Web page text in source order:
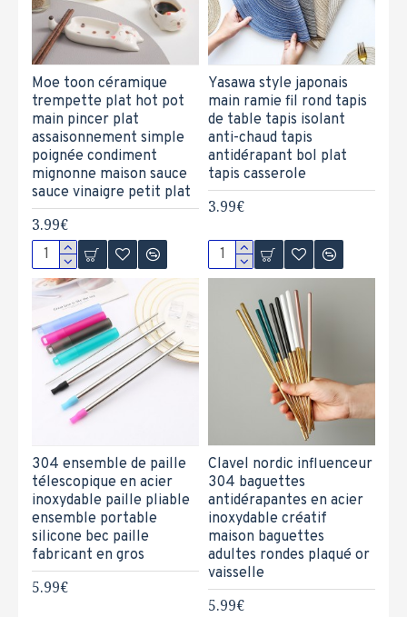
Moe toon céramique
trempette plat hot pot
main pincer plat
assaisonnement simple
poignée condiment
mignonne maison sauce
sauce vinaigre petit plat
3.99€
Yasawa style japonais
main ramie fil rond tapis
de table tapis isolant
anti-chaud tapis
antidérapant bol plat
tapis casserole
3.99€
304 ensemble de paille
télescopique en acier
inoxydable paille pliable
ensemble portable
silicone bec paille
fabricant en gros
5.99€
Clavel nordic influenceur
304 baguettes
antidérapantes en acier
inoxydable créatif
maison baguettes
adultes rondes plaqué or
vaisselle
5.99€